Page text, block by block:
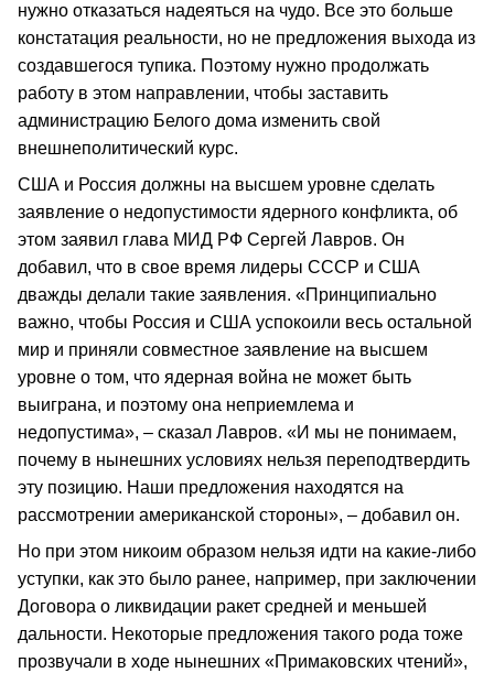
нужно отказаться надеяться на чудо. Все это больше
констатация реальности, но не предложения выхода из
создавшегося тупика. Поэтому нужно продолжать
работу в этом направлении, чтобы заставить
администрацию Белого дома изменить свой
внешнеполитический курс.
США и Россия должны на высшем уровне сделать
заявление о недопустимости ядерного конфликта, об
этом заявил глава МИД РФ Сергей Лавров. Он
добавил, что в свое время лидеры СССР и США
дважды делали такие заявления. «Принципиально
важно, чтобы Россия и США успокоили весь остальной
мир и приняли совместное заявление на высшем
уровне о том, что ядерная война не может быть
выиграна, и поэтому она неприемлема и
недопустима», – сказал Лавров. «И мы не понимаем,
почему в нынешних условиях нельзя переподтвердить
эту позицию. Наши предложения находятся на
рассмотрении американской стороны», – добавил он.
Но при этом никоим образом нельзя идти на какие-либо
уступки, как это было ранее, например, при заключении
Договора о ликвидации ракет средней и меньшей
дальности. Некоторые предложения такого рода тоже
прозвучали в ходе нынешних «Примаковских чтений»,